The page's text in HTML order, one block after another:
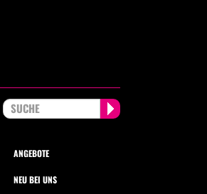
ANGEBOTE
NEU BEI UNS